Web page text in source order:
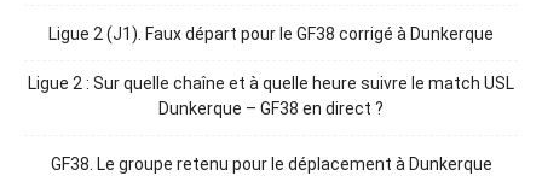
Ligue 2 (J1). Faux départ pour le GF38 corrigé à Dunkerque
Ligue 2 : Sur quelle chaîne et à quelle heure suivre le match USL
Dunkerque – GF38 en direct ?
GF38. Le groupe retenu pour le déplacement à Dunkerque